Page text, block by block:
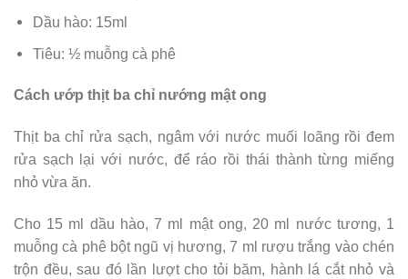
Dầu hào: 15ml
Tiêu: ½ muỗng cà phê
Cách ướp thịt ba chỉ nướng mật ong
Thịt ba chỉ rửa sạch, ngâm với nước muối loãng rồi đem
rửa sạch lại với nước, để ráo rồi thái thành từng miếng
nhỏ vừa ăn.
Cho 15 ml dầu hào, 7 ml mật ong, 20 ml nước tương, 1
muỗng cà phê bột ngũ vị hương, 7 ml rượu trắng vào chén
trộn đều, sau đó lần lượt cho tỏi băm, hành lá cắt nhỏ và